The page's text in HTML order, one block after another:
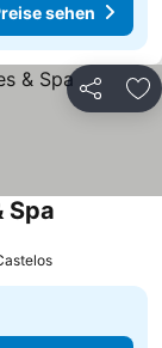
sehen
Teilen
Spa